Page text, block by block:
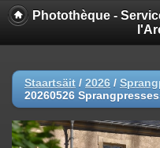
Photothèque -
Staartsäit / 2026 /
20260526